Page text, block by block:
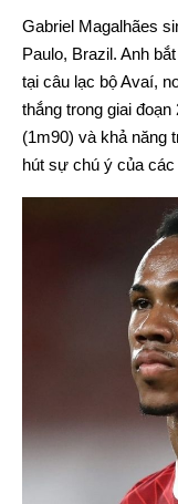
Gabriel Magalhães
Paulo, Brazil. Anh
tại câu lạc bộ Avaí,
thắng trong giai
(1m90) và khả năng
hút sự chú ý của